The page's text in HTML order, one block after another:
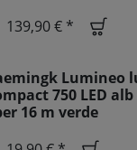
139,90 € *
Lumineo
750 LED
16 m verde